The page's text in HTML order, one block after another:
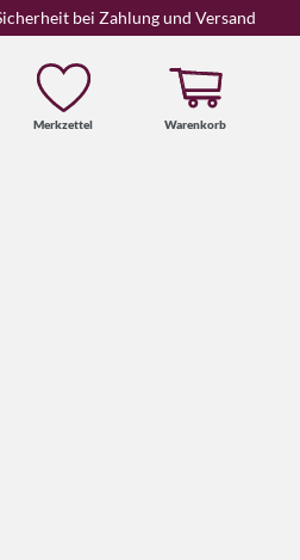
bei Zahlung und Versand
Merkzettel Warenkorb